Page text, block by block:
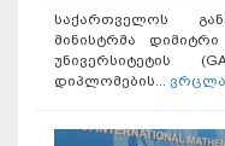
საქართველოს
მინისტრმა
უნივერსიტეტის
დიპლომების...